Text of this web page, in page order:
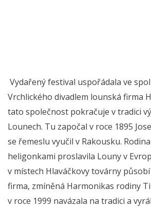
Vydařený festival uspořádala ve
Vrchlického divadlem lounská firma
tato společnost pokračuje v tradici
Lounech. Tu započal v roce 1895
se řemeslu vyučil v Rakousku.
heligonkami proslavila Louny v
v místech Hlaváčkovy továrny
firma, zmíněná Harmonikas rodiny
v roce 1999 navázala na tradici a